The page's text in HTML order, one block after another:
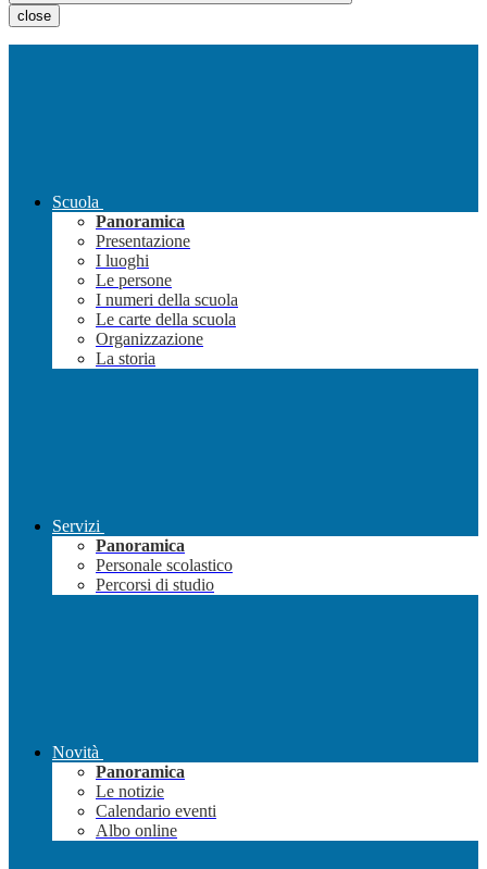
close
Scuola
Panoramica
Presentazione
I luoghi
Le persone
I numeri della scuola
Le carte della scuola
Organizzazione
La storia
Servizi
Panoramica
Personale scolastico
Percorsi di studio
Novità
Panoramica
Le notizie
Calendario eventi
Albo online